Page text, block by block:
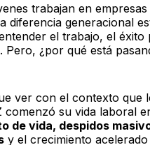
trabajan en
diferencia generacional
el trabajo, el éxito
Pero, ¿por qué está
ver con el contexto que
comenzó su vida laboral
de vida, despidos
y el crecimiento